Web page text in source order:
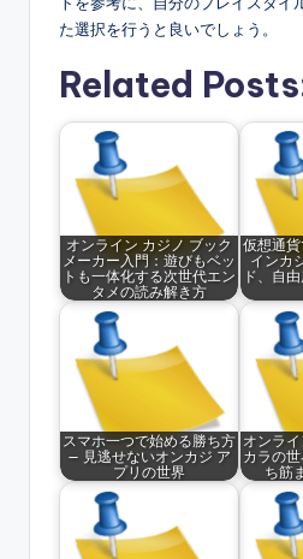
た選択を行うと良いでしょう。
Related
オンライン カジノ ブック
メーカー入門：遊びもベッ
トも一体化する次世代エン
タメの読み解き方
仮想通
インカ
ド、自
スマホ一つで始める勝ち方
— 見逃せないオンカジ ア
プリの世界
オンラ
カラの
ち筋